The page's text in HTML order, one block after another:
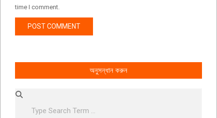
time I comment.
অনুসন্ধান করুন
Search